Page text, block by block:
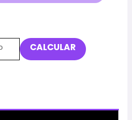
CALCULAR